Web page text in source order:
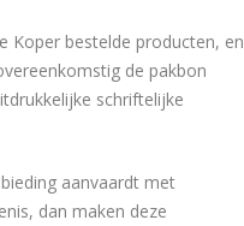
Koper bestelde producten, en
de pakbon
schriftelijke
aanvaardt met
dan maken deze